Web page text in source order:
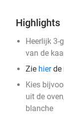
Highlights
Heerlijk 3-
van de
Zie hierde
Kies
uit de
blanche